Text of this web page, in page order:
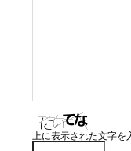
上に表示された文字を